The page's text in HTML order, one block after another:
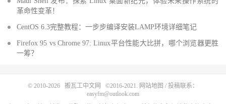
革命性变革！
CentOS 6.3完整教程：一步步编译安装LAMP环境详细笔记
Firefox 95 vs Chrome 97: Linux平台性能大比拼，哪个浏览器更胜
一筹？
© 2010-2026 搬瓦工中文网 ©2016-2021. 网站地图 / 投稿联系：
easyfm@outlook.com